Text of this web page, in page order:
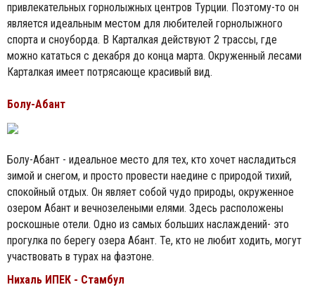
привлекательных горнолыжных центров Турции. Поэтому-то он
является идеальным местом для любителей горнолыжного
спорта и сноуборда. В Карталкая действуют 2 трассы, где
можно кататься с декабря до конца марта. Окруженный лесами
Карталкая имеет потрясающе красивый вид.
Болу-Абант
Болу-Абант - идеальное место для тех, кто хочет насладиться
зимой и снегом, и просто провести наедине с природой тихий,
спокойный отдых. Он являет собой чудо природы, окруженное
озером Абант и вечнозелеными елями. Здесь расположены
роскошные отели. Одно из самых больших наслаждений- это
прогулка по берегу озера Абант. Те, кто не любит ходить, могут
участвовать в турах на фаэтоне.
Нихаль ИПЕК - Стамбул